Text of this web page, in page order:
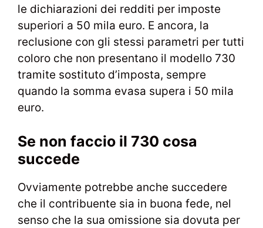
le dichiarazioni dei redditi per imposte
superiori a 50 mila euro. E ancora, la
reclusione con gli stessi parametri per tutti
coloro che non presentano il modello 730
tramite sostituto d’imposta, sempre
quando la somma evasa supera i 50 mila
euro.
Se non faccio il 730 cosa
succede
Ovviamente potrebbe anche succedere
che il contribuente sia in buona fede, nel
senso che la sua omissione sia dovuta per